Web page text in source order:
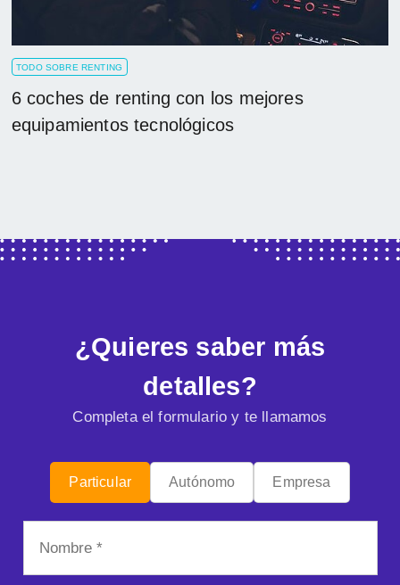
TODO SOBRE RENTING
6 coches de renting con los mejores
equipamientos tecnológicos
¿Quieres saber más
detalles?
Completa el formulario y te llamamos
Particular Autónomo Empresa